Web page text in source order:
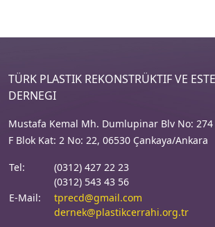
TÜRK PLASTIK REKONSTRÜKTIF VE
DERNEGI
Mustafa Kemal Mh. Dumlupinar Blv No: 274
F Blok Kat: 2 No: 22, 06530 Çankaya/Ankara
Tel:
(0312) 427 22 23
(0312) 543 43 56
E-Mail:
tprecd@gmail.com
dernek@plastikcerrahi.org.tr